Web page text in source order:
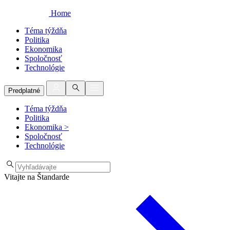
Home
Téma týždňa
Politika
Ekonomika
Spoločnosť
Technológie
Predplatné
Téma týždňa
Politika
Ekonomika >
Spoločnosť
Technológie
Vitajte na Štandarde